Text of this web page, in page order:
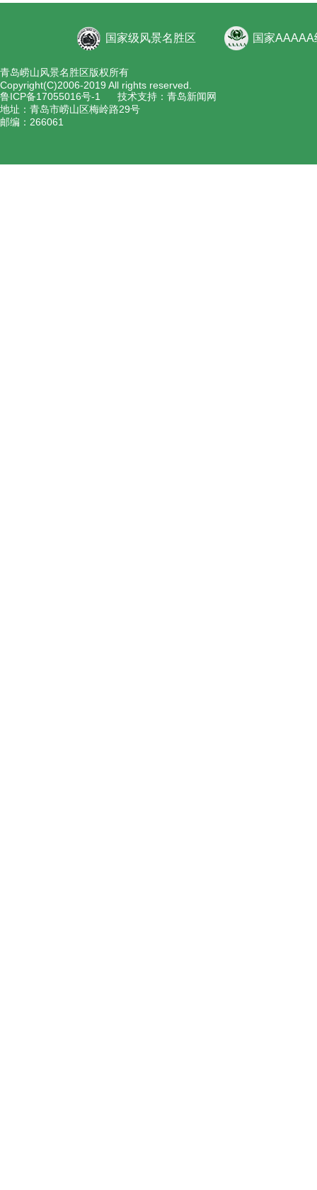
国家级风景名胜区 国家
青岛崂山风景名胜区版权所有
Copyright(C)2006-2019 All rights reserved.
鲁ICP备17055016号-1
技术支持：青岛新闻网
地址：青岛市崂山区梅岭路29号
邮编：266061